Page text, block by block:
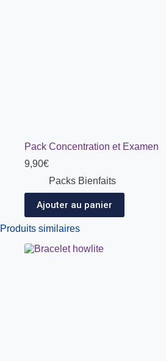
Pack Concentration et Examen
9,90€
Packs Bienfaits
Ajouter au panier
Produits similaires